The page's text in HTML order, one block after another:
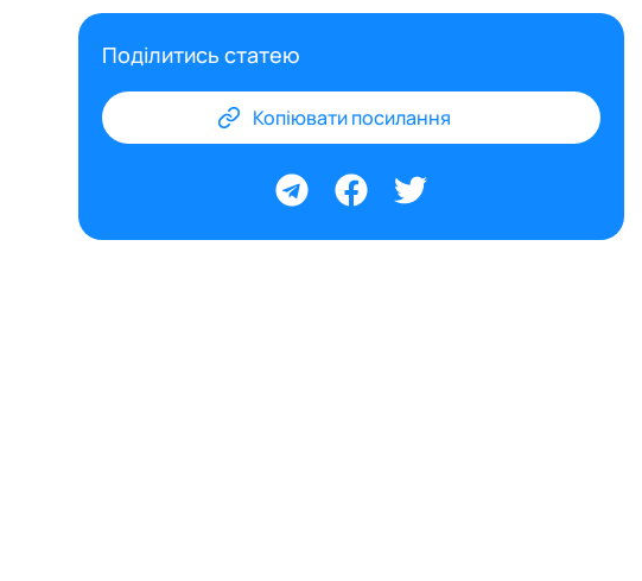
Поділитись статею
Копіювати посилання